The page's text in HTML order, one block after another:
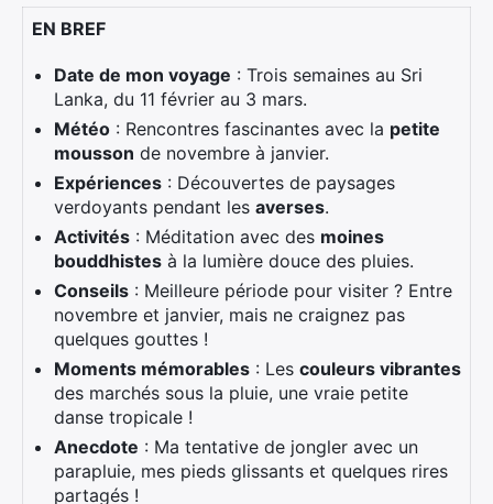
EN BREF
Date de mon voyage : Trois semaines au Sri
Lanka, du 11 février au 3 mars.
Météo : Rencontres fascinantes avec la petite
mousson de novembre à janvier.
Expériences : Découvertes de paysages
verdoyants pendant les averses.
Activités : Méditation avec des moines
bouddhistes à la lumière douce des pluies.
Conseils : Meilleure période pour visiter ? Entre
novembre et janvier, mais ne craignez pas
quelques gouttes !
Moments mémorables : Les couleurs vibrantes
des marchés sous la pluie, une vraie petite
danse tropicale !
Anecdote : Ma tentative de jongler avec un
parapluie, mes pieds glissants et quelques rires
partagés !